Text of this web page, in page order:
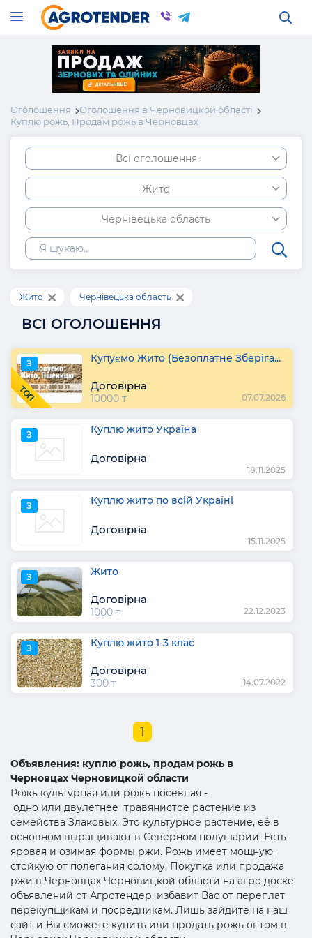
Оголошення
Оголошення в Черновицкой області
Куплю рожь, Продам рожь в Черновцах
Всі оголошення
Жито
Чернівецька область
Жито Чернівецька область
ВСІ ОГОЛОШЕННЯ
ТОП
З Купуємо Жито (Безоплатне Зберіга...
Договірна
10000 т 07.07.2026
З Куплю жито Україна
Договірна
18.11.2025
З Куплю жито по всій Україні
Договірна
15.11.2025
З Жито
Договірна
1000 т 22.12.2023
З Куплю жито 1-3 клас
Договірна
300 т 14.07.2022
1
Объявления: куплю рожь, продам рожь в
Черновцах Черновицкой области
Рожь культурная или рожь посевная -
одно или двулетнее травянистое растение из
семейства Злаковых. Это культурное растение, её в
основном выращивают в Северном полушарии. Есть
яровая и озимая формы ржи. Рожь имеет мощную,
стойкую от полегания солому. Покупка или продажа
ржи в Черновцах Черновицкой области на агро доске
объявлений от Агротендер, избавит Вас от переплат
перекупщикам и посредникам. Лишь зайдите на наш
сайт и Вы сможете купить или продать рожь оптом в